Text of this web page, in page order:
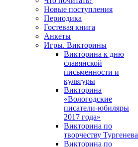
Новые поступления
Периодика
Гостевая книга
Анкеты
Игры. Викторины
Викторина к дню
славянской
письменности и
культуры
Викторина
«Вологодские
писатели-юбиляры
2017 года»
Викторина по
творчеству Тургенева
Викторина по